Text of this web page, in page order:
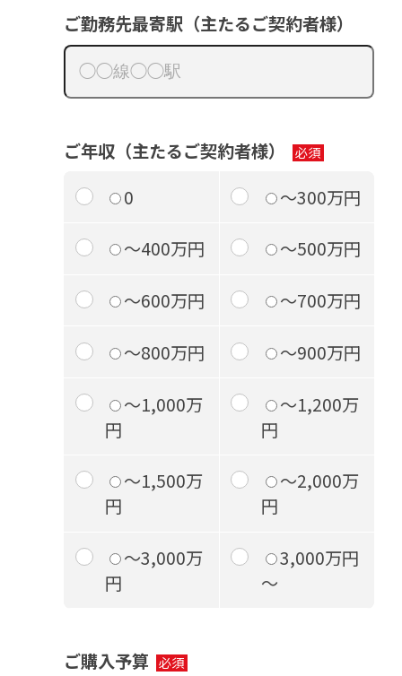
ご勤務先最寄駅（主たるご契約者様）
ご年収（主たるご契約者様）
0
～300万円
～400万円 ～500万円
～600万円 ～700万円
～800万円 ～900万円
～1,000万
円
～1,200万
円
～1,500万
円
～2,000万
円
～3,000万
円
3,000万円
～
ご購入予算